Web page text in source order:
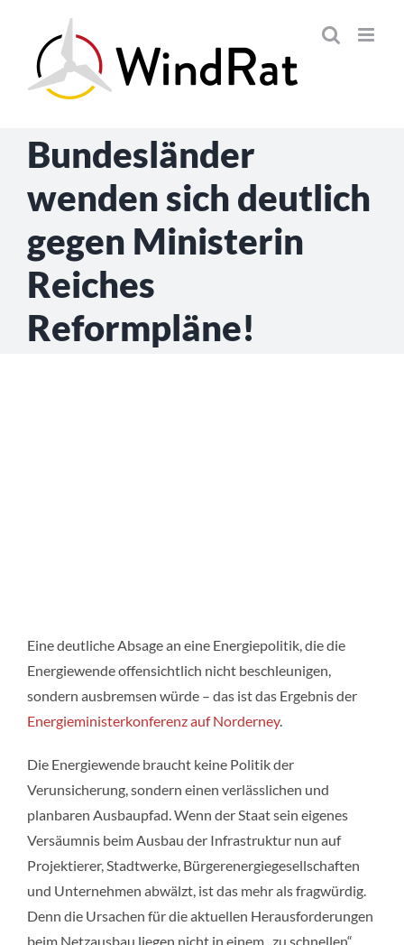
content
Bundesländer
wenden sich deutlich
gegen Ministerin
Reiches
Reformpläne!
Eine deutliche Absage an eine Energiepolitik, die die
Energiewende offensichtlich nicht beschleunigen,
sondern ausbremsen würde – das ist das Ergebnis der
Energieministerkonferenz auf Norderney.
Die Energiewende braucht keine Politik der
Verunsicherung, sondern einen verlässlichen und
planbaren Ausbaupfad. Wenn der Staat sein eigenes
Versäumnis beim Ausbau der Infrastruktur nun auf
Projektierer, Stadtwerke, Bürgerenergiegesellschaften
und Unternehmen abwälzt, ist das mehr als fragwürdig.
Denn die Ursachen für die aktuellen Herausforderungen
beim Netzausbau liegen nicht in einem „zu schnellen“